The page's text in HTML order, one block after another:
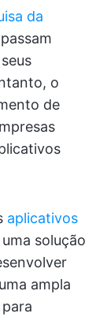
da
o
de
aplicativos
solução
ampla